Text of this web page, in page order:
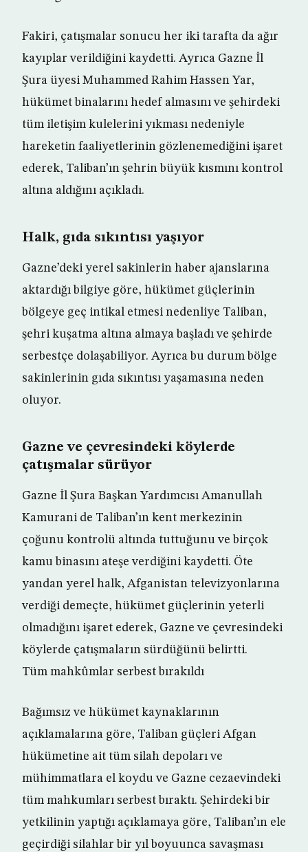
Fakiri, çatışmalar sonucu her iki tarafta da ağır
kayıplar verildiğini kaydetti. Ayrıca Gazne İl
Şura üyesi Muhammed Rahim Hassen Yar,
hükümet binalarını hedef almasını ve şehirdeki
tüm iletişim kulelerini yıkması nedeniyle
hareketin faaliyetlerinin gözlenemediğini işaret
ederek, Taliban’ın şehrin büyük kısmını kontrol
altına aldığını açıkladı.
Halk, gıda sıkıntısı yaşıyor
Gazne’deki yerel sakinlerin haber ajanslarına
aktardığı bilgiye göre, hükümet güçlerinin
bölgeye geç intikal etmesi nedenliye Taliban,
şehri kuşatma altına almaya başladı ve şehirde
serbestçe dolaşabiliyor. Ayrıca bu durum bölge
sakinlerinin gıda sıkıntısı yaşamasına neden
oluyor.
Gazne ve çevresindeki köylerde
çatışmalar sürüyor
Gazne İl Şura Başkan Yardımcısı Amanullah
Kamurani de Taliban’ın kent merkezinin
çoğunu kontrolü altında tuttuğunu ve birçok
kamu binasını ateşe verdiğini kaydetti. Öte
yandan yerel halk, Afganistan televizyonlarına
verdiği demeçte, hükümet güçlerinin yeterli
olmadığını işaret ederek, Gazne ve çevresindeki
köylerde çatışmaların sürdüğünü belirtti.
Tüm mahkûmlar serbest bırakıldı
Bağımsız ve hükümet kaynaklarının
açıklamalarına göre, Taliban güçleri Afgan
hükümetine ait tüm silah depoları ve
mühimmatlara el koydu ve Gazne cezaevindeki
tüm mahkumları serbest bıraktı. Şehirdeki bir
yetkilinin yaptığı açıklamaya göre, Taliban’ın ele
geçirdiği silahlar bir yıl boyuunca savaşması